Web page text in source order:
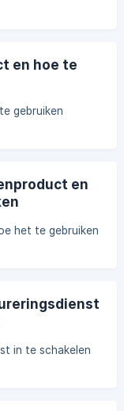
en hoe te
gebruiken
en
het te gebruiken
in te schakelen